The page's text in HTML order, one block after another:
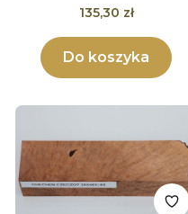
Cena
135,30 zł
Do koszyka